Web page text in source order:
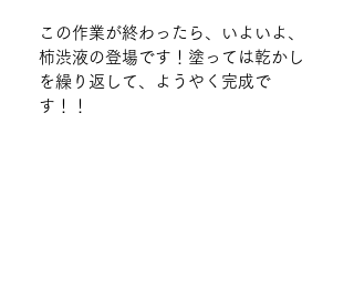
この作業が終わったら、いよいよ、
柿渋液の登場です！塗っては乾かし
を繰り返して、ようやく完成で
す！！